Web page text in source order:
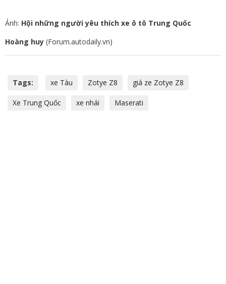
Ảnh: Hội những người yêu thích xe ô tô Trung Quốc
Hoàng huy (Forum.autodaily.vn)
Tags: xe Tàu Zotye Z8 giá ze Zotye Z8
Xe Trung Quốc xe nhái Maserati